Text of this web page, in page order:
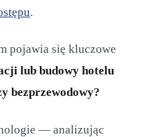
.
pojawia się kluczowe
lub budowy hotelu
bezprzewodowy?
— analizując